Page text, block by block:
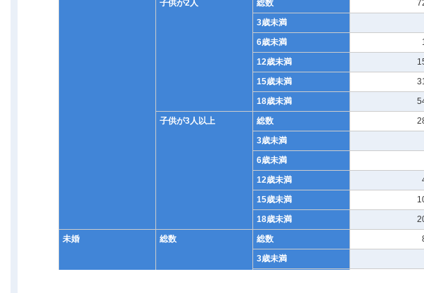
子供が2人
総数
3歳未満
6歳未満
12歳未満
15歳未満
18歳未満
子供が3人以上
総数
3歳未満
6歳未満
12歳未満
15歳未満
18歳未満
未婚
総数 総数
3歳未満